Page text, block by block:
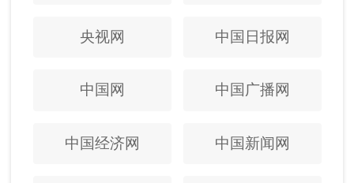
央视网 中国日报网
中国网 中国广播网
中国经济网 中国新闻网